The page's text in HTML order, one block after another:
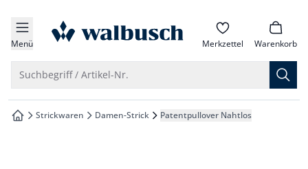
springen
springen
springen
springen
Menü zur Startseite Merkzettel Warenkorb
Suchbegriff / Artikel-Nr.
zur Startseite
Strickwaren Damen-Strick Patentpullover Nahtlos